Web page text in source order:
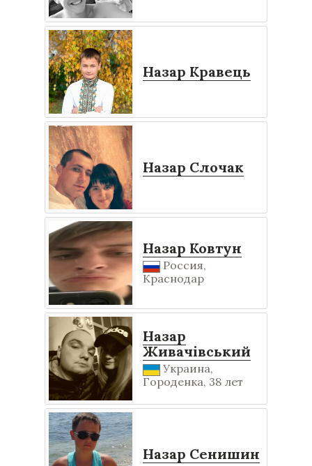
Назар Кравець
Назар Слочак
Назар Ковтун
Россия,
Краснодар
Назар
Живачівський
Украина,
Городенка, 38 лет
Назар Сенишин